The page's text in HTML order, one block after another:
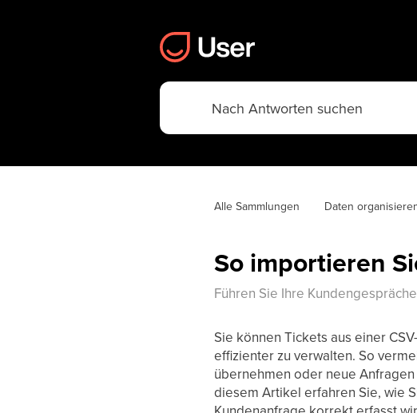
Alle Sammlungen Daten
So importieren
Führen Sie Ihre
Sie können Tickets aus einer
effizienter zu verwalten. So
übernehmen oder neue
diesem Artikel erfahren Sie, wie